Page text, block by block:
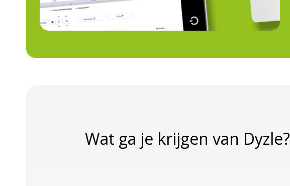
Wat ga je krijgen van Dyzle?